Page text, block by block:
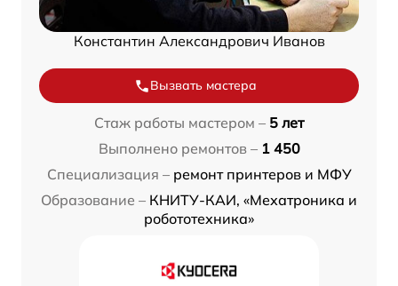
Константин Александрович Иванов
Вызвать мастера
Стаж работы мастером – 5 лет
Выполнено ремонтов – 1 450
Специализация – ремонт принтеров и МФУ
Образование – КНИТУ-КАИ, «Мехатроника и
робототехника»